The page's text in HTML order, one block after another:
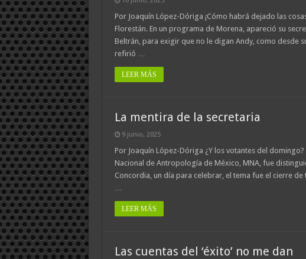
Por Joaquín López-Dóriga ¡Cómo habrá dejado las
Florestán. En un programa de Morena, apareció su
Beltrán, para exigir que no le digan Andy, como desde
refirió …
LEER MÁS
La mentira de la secretaria
9 junio, 2025
Por Joaquín López-Dóriga ¿Y los votantes del
Nacional de Antropología de México, MNA, fue
Concordia, un día para celebrar, el tema fue el cierre
…
LEER MÁS
Las cuentas del ‘éxito’ no me dan